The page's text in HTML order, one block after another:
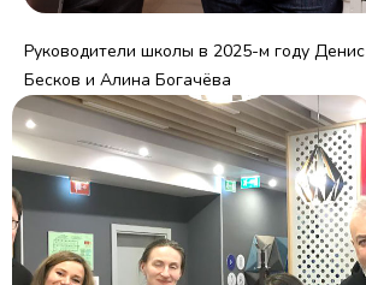
Руководители школы в 2025-м году Денис
Бесков и Алина Богачёва